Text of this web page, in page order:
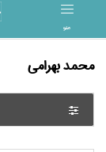
منو
محمد بهرامي